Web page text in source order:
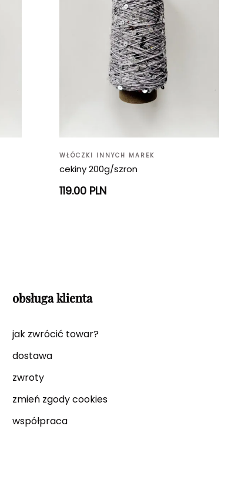
WŁÓCZKI INNYCH MAREK
cekiny 200g/szron
119.00 PLN
obsługa klienta
jak zwrócić towar?
dostawa
zwroty
zmień zgody cookies
współpraca